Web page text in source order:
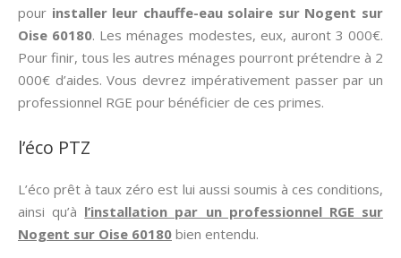
pour installer leur chauffe-eau solaire sur Nogent sur
Oise 60180. Les ménages modestes, eux, auront 3 000€.
Pour finir, tous les autres ménages pourront prétendre à 2
000€ d’aides. Vous devrez impérativement passer par un
professionnel RGE pour bénéficier de ces primes.
l’éco PTZ
L’éco prêt à taux zéro est lui aussi soumis à ces conditions,
ainsi qu’à l’installation par un professionnel RGE sur
Nogent sur Oise 60180 bien entendu.